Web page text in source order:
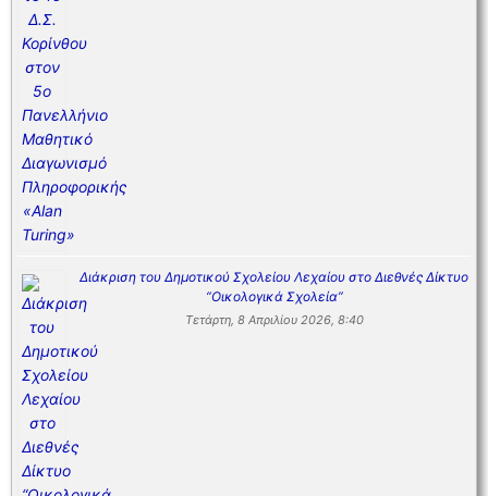
Διάκριση του Δημοτικού Σχολείου Λεχαίου στο Διεθνές Δίκτυο
“Οικολογικά Σχολεία”
Τετάρτη, 8 Απριλίου 2026, 8:40